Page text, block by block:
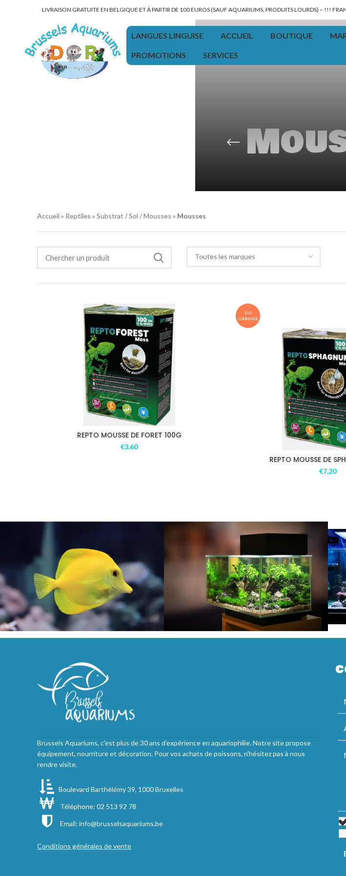
LIVRAISON GRATUITE EN BELGIQUE ET À PARTIR DE 100 EUROS (SAUF AQUARIUMS, PRODUITS LOURDS) – !!!
LANGUES LINGUISE ACCUEIL BOUTIQUE
PROMOTIONS SERVICES
Accueil » Reptiles » Substrat / Sol / Mousses » Mousses
Toutes les marques
REPTO MOUSSE DE FORET 100G
€3,60
SUR
COMMANDE
REPTO MOUSSE DE
€7,20
Brussels Aquariums, c'est plus de 30 ans d'expérience en aquariophilie. Notre site propose
équipement, nourriture et décoration. Pour vos achats de poissons, n'hésitez pas à nous
rendre visite.
Boulevard Barthélémy 39, 1000 Bruxelles
Téléphone: 02 513 92 78
Email: info@brusselsaquariums.be
Conditions générales de vente